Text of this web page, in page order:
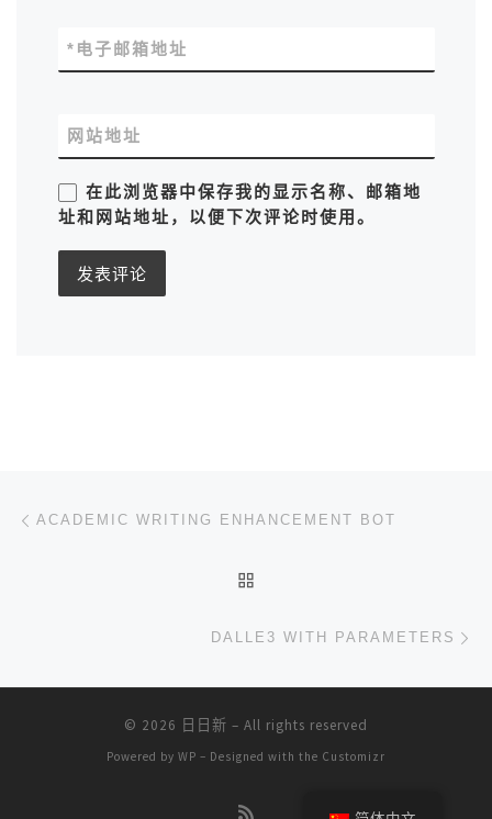
电子邮箱地址
*
网站地址
在此浏览器中保存我的显示名称、邮箱地
址和网站地址，以便下次评论时使用。
文章导航
ACADEMIC WRITING ENHANCEMENT BOT
DALLE3 WITH PARAMETERS
© 2026 日日新 – All rights reserved
Powered by WP – Designed with the Customizr